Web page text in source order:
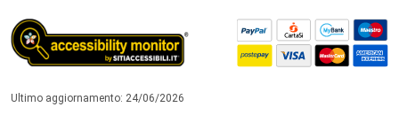
Ultimo aggiornamento: 24/06/2026